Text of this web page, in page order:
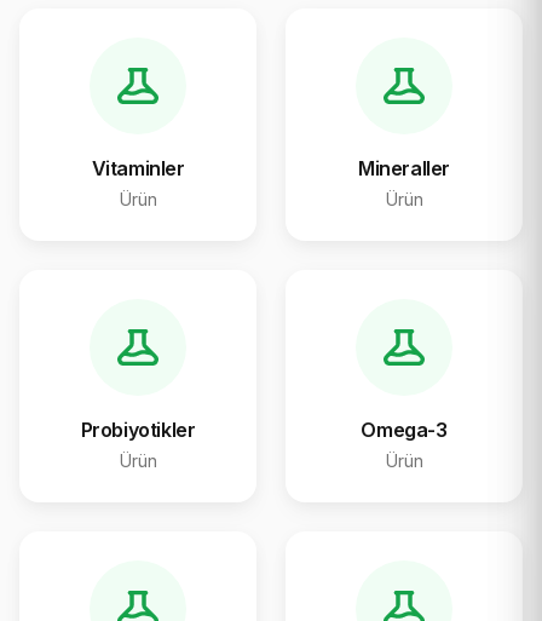
Vitaminler
Ürün
Mineraller
Ürün
Probiyotikler
Ürün
Omega-3
Ürün